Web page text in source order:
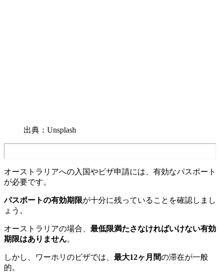
出典：Unsplash
オーストラリアへの入国やビザ申請には、有効なパスポート
が必要です。
パスポートの有効期限が十分に残っていることを確認しまし
ょう。
オーストラリアの場合、 最低限満たさなければいけない有効
期限はありません。
しかし、ワーホリのビザでは、 最大12ヶ月間の滞在が一般
的。